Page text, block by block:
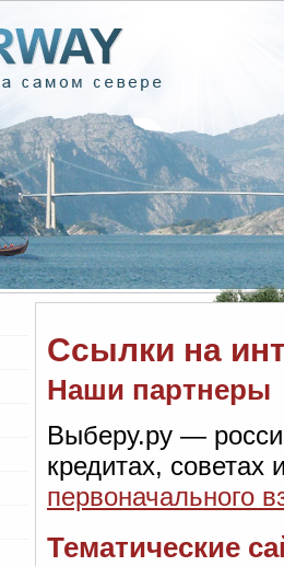
Ссылки на
Наши партнеры
Выберу.ру —
кредитах,
первоначального
Тематические